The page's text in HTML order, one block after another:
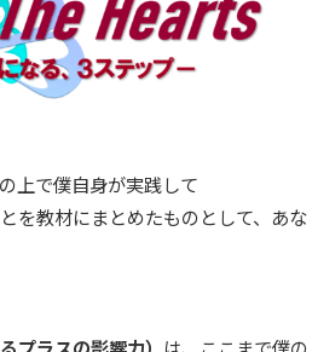
上で僕自身が実践して
を教材にまとめたものとして、あな